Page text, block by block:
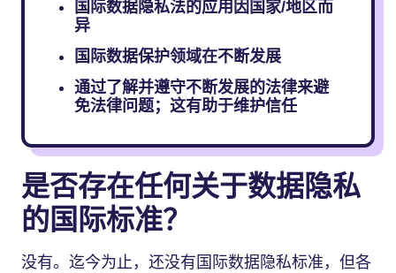
国际数据隐私法的应用因国家/地区而
异
国际数据保护领域在不断发展
通过了解并遵守不断发展的法律来避
免法律问题；这有助于维护信任
是否存在任何关于数据隐私
的国际标准？
没有。迄今为止，还没有国际数据隐私标准，但各